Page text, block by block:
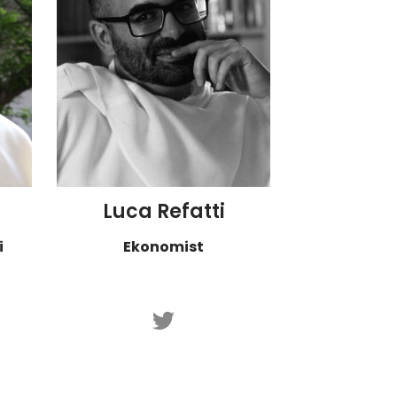
Luca Refatti
Ekonomist